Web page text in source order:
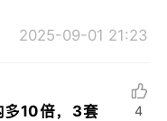
2025-09-01 21:23
多10倍，3套
4